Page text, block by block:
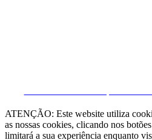
ATENÇÃO: Este website utiliza
as nossas cookies, clicando nos
limitará a sua experiência enquanto